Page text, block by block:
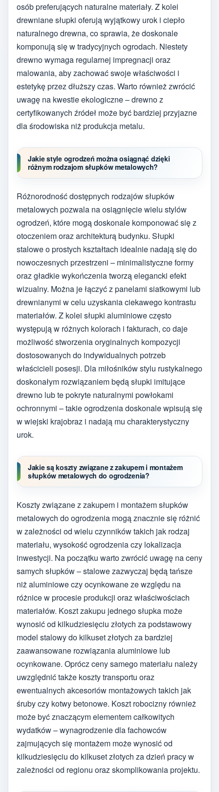
osób preferujących naturalne materiały. Z kolei
drewniane słupki oferują wyjątkowy urok i ciepło
naturalnego drewna, co sprawia, że doskonale
komponują się w tradycyjnych ogrodach. Niestety
drewno wymaga regularnej impregnacji oraz
malowania, aby zachować swoje właściwości i
estetykę przez dłuższy czas. Warto również zwrócić
uwagę na kwestie ekologiczne – drewno z
certyfikowanych źródeł może być bardziej przyjazne
dla środowiska niż produkcja metalu.
Jakie style ogrodzeń można osiągnąć dzięki
różnym rodzajom słupków metalowych?
Różnorodność dostępnych rodzajów słupków
metalowych pozwala na osiągnięcie wielu stylów
ogrodzeń, które mogą doskonale komponować się z
otoczeniem oraz architekturą budynku. Słupki
stalowe o prostych kształtach idealnie nadają się do
nowoczesnych przestrzeni – minimalistyczne formy
oraz gładkie wykończenia tworzą elegancki efekt
wizualny. Można je łączyć z panelami siatkowymi lub
drewnianymi w celu uzyskania ciekawego kontrastu
materiałów. Z kolei słupki aluminiowe często
występują w różnych kolorach i fakturach, co daje
możliwość stworzenia oryginalnych kompozycji
dostosowanych do indywidualnych potrzeb
właścicieli posesji. Dla miłośników stylu rustykalnego
doskonałym rozwiązaniem będą słupki imitujące
drewno lub te pokryte naturalnymi powłokami
ochronnymi – takie ogrodzenia doskonale wpisują się
w wiejski krajobraz i nadają mu charakterystyczny
urok.
Jakie są koszty związane z zakupem i montażem
słupków metalowych do ogrodzenia?
Koszty związane z zakupem i montażem słupków
metalowych do ogrodzenia mogą znacznie się różnić
w zależności od wielu czynników takich jak rodzaj
materiału, wysokość ogrodzenia czy lokalizacja
inwestycji. Na początku warto zwrócić uwagę na ceny
samych słupków – stalowe zazwyczaj będą tańsze
niż aluminiowe czy ocynkowane ze względu na
różnice w procesie produkcji oraz właściwościach
materiałów. Koszt zakupu jednego słupka może
wynosić od kilkudziesięciu złotych za podstawowy
model stalowy do kilkuset złotych za bardziej
zaawansowane rozwiązania aluminiowe lub
ocynkowane. Oprócz ceny samego materiału należy
uwzględnić także koszty transportu oraz
ewentualnych akcesoriów montażowych takich jak
śruby czy kotwy betonowe. Koszt robocizny również
może być znaczącym elementem całkowitych
wydatków – wynagrodzenie dla fachowców
zajmujących się montażem może wynosić od
kilkudziesięciu do kilkuset złotych za dzień pracy w
zależności od regionu oraz skomplikowania projektu.